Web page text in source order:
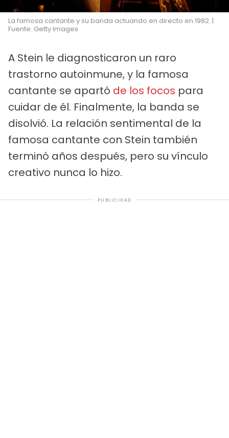
La famosa cantante y su banda actuando en directo en 1982. |
Fuente: Getty Images
A Stein le diagnosticaron un raro
trastorno autoinmune, y la famosa
cantante se apartó de los focos para
cuidar de él. Finalmente, la banda se
disolvió. La relación sentimental de la
famosa cantante con Stein también
terminó años después, pero su vínculo
creativo nunca lo hizo.
PUBLICIDAD